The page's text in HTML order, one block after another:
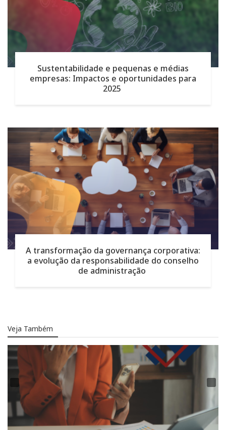
Sustentabilidade e pequenas e médias
empresas: Impactos e oportunidades para
2025
A transformação da governança corporativa:
a evolução da responsabilidade do conselho
de administração
Veja Também